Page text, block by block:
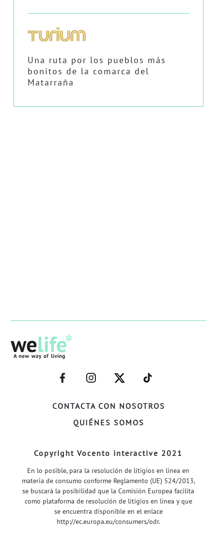
Una ruta por los pueblos más
bonitos de la comarca del
Matarraña
CONTACTA CON NOSOTROS
QUIÉNES SOMOS
–
FACEBOOK–
–
INSTAGRAM–
–
TWITTER–
–
WELIFE–
Copyright Vocento interactive 2021
En lo posible, para la resolución de litigios en línea en
materia de consumo conforme Reglamento (UE) 524/2013,
se buscará la posibilidad que la Comisión Europea facilita
como plataforma de resolución de litigios en línea y que
se encuentra disponible en el enlace
http://ec.europa.eu/consumers/odr.